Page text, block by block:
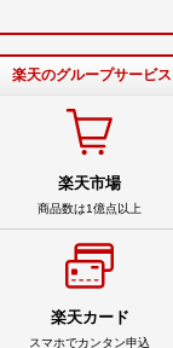
楽天のグループサービス
楽天市場
商品数は1億点以上
楽天カード
スマホでカンタン申込